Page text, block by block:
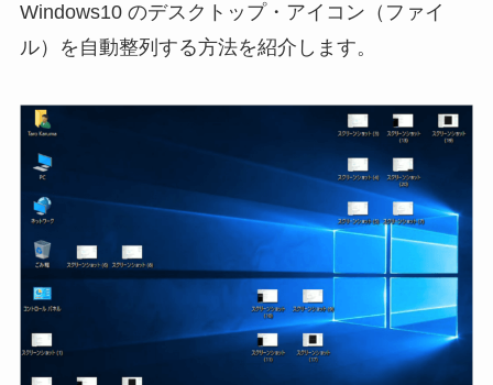
Windows10 のデスクトップ・アイコン（ファイ
ル）を自動整列する方法を紹介します。